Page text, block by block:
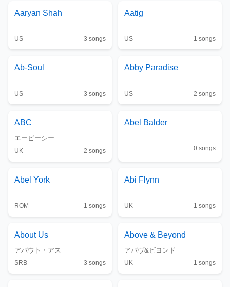
Aaryan Shah
US 3 songs
Aatig
US 1 songs
Ab-Soul
US 3 songs
Abby Paradise
US 2 songs
ABC
エービーシー
UK 2 songs
Abel Balder
0 songs
Abel York
ROM 1 songs
Abi Flynn
UK 1 songs
About Us
アバウト・アス
SRB 3 songs
Above & Beyond
アバヴ&ビヨンド
UK 1 songs